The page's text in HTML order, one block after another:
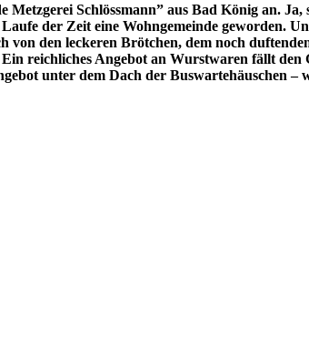
Metzgerei Schlössmann” aus Bad König an.
der Zeit eine Wohngemeinde geworden.
von den leckeren Brötchen, dem noch
reichliches Angebot an Wurstwaren fällt
unter dem Dach der Buswartehäuschen –